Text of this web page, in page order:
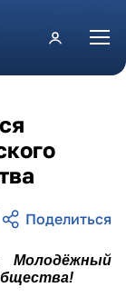
Молодёжный